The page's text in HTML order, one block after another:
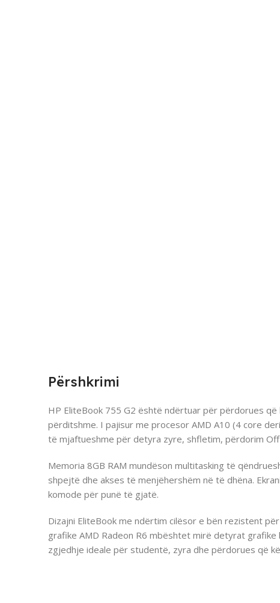
Përshkrimi
HP EliteBook 755 G2 është ndërtuar për përdorues
përditshme. I pajisur me procesor AMD A10 (4 core
të mjaftueshme për detyra zyre, shfletim, përdorim
Memoria 8GB RAM mundëson multitasking të
shpejtë dhe akses të menjëhershëm në të dhëna.
komode për punë të gjatë.
Dizajni EliteBook me ndërtim cilësor e bën rezistent
grafike AMD Radeon R6 mbështet mirë detyrat
zgjedhje ideale për studentë, zyra dhe përdorues që